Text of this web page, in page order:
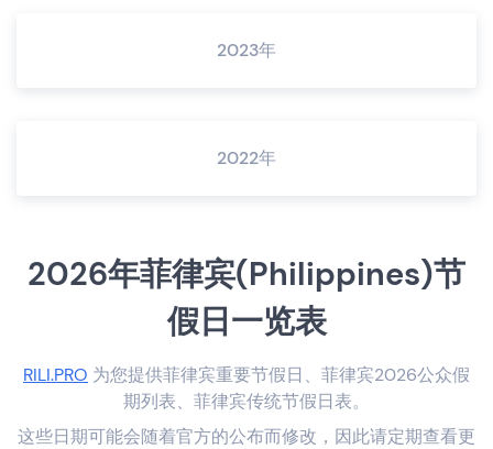
2023年
2022年
2026年菲律宾(Philippines)节
假日一览表
RILI.PRO 为您提供菲律宾重要节假日、菲律宾2026公众假
期列表、菲律宾传统节假日表。
这些日期可能会随着官方的公布而修改，因此请定期查看更